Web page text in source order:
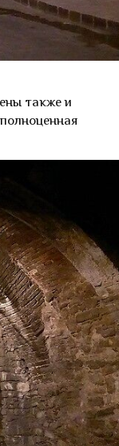
также и